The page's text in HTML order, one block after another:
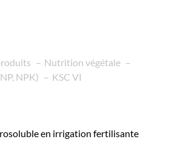
Nutrition végétale
NPK)
KSC VI
en irrigation fertilisante